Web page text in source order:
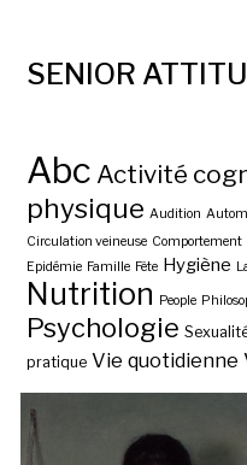
SENIOR
Abc Activité
physique Audition
Circulation veineuse Comportement
Epidémie Famille Fête Hygiène
Nutrition People
Psychologie
pratique Vie quotidienne